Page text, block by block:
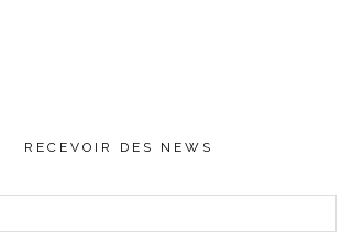
RECEVOIR DES NEWS